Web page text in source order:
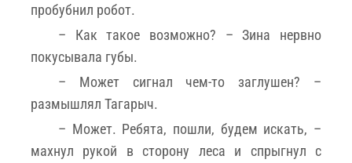
пробубнил робот.
– Как такое возможно? – Зина нервно
покусывала губы.
– Может сигнал чем-то заглушен? –
размышлял Тагарыч.
– Может. Ребята, пошли, будем искать, –
махнул рукой в сторону леса и спрыгнул с